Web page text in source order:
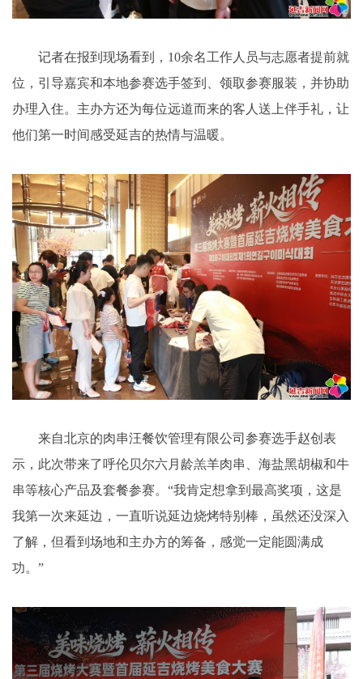
记者在报到现场看到，10余名工作人员与志愿者提前就
位，引导嘉宾和本地参赛选手签到、领取参赛服装，并协助
办理入住。主办方还为每位远道而来的客人送上伴手礼，让
他们第一时间感受延吉的热情与温暖。
来自北京的肉串汪餐饮管理有限公司参赛选手赵创表
示，此次带来了呼伦贝尔六月龄羔羊肉串、海盐黑胡椒和牛
串等核心产品及套餐参赛。“我肯定想拿到最高奖项，这是
我第一次来延边，一直听说延边烧烤特别棒，虽然还没深入
了解，但看到场地和主办方的筹备，感觉一定能圆满成
功。”